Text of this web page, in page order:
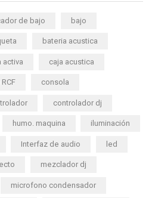
de bajo bajo
bateria acustica
activa caja acustica
consola
controlador dj
humo. maquina iluminación
Interfaz de audio led
mezclador dj
microfono condensador